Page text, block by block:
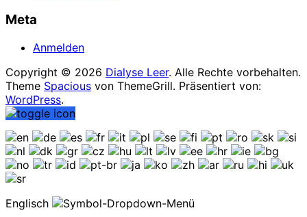
Meta
Anmelden
Copyright © 2026 Dialyse Leer. Alle Rechte vorbehalten.
Theme Spacious von ThemeGrill. Präsentiert von:
WordPress.
Englisch